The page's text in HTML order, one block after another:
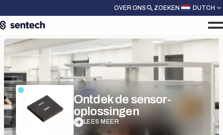
OVER ONS ZOEKEN DUTCH
Ontdek de sensor-
oplossingen
LEES MEER